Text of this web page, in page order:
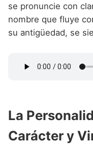
se pronuncie con
nombre que fluye
su antigüedad, se
La
Carácter y